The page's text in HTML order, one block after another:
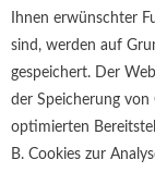
Ihnen erwünschter
sind, werden auf
gespeichert. Der
der Speicherung
optimierten
B. Cookies zur